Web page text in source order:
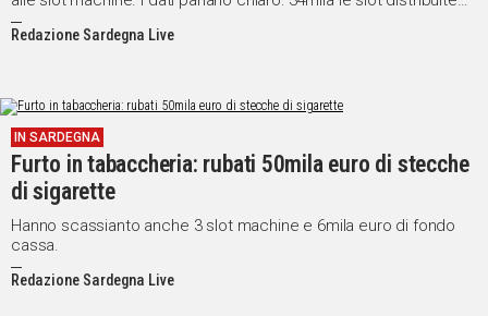
sul territorio nazionale. Ed è la Sardegna ad essere in testa: il
primato va infatti a Olbia-Tempio, dove è presente una slot ogni
Redazione Sardegna Live
IN SARDEGNA
Furto in tabaccheria: rubati 50mila euro di stecche
di sigarette
Hanno scassianto anche 3 slot machine e 6mila euro di fondo
cassa.
Redazione Sardegna Live